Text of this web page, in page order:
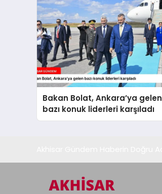
Bakan Bolat, Ankara’ya gelen
bazı konuk liderleri karşıladı